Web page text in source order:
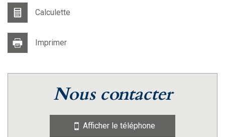
Calculette
Imprimer
nous contacter
Afficher le téléphone